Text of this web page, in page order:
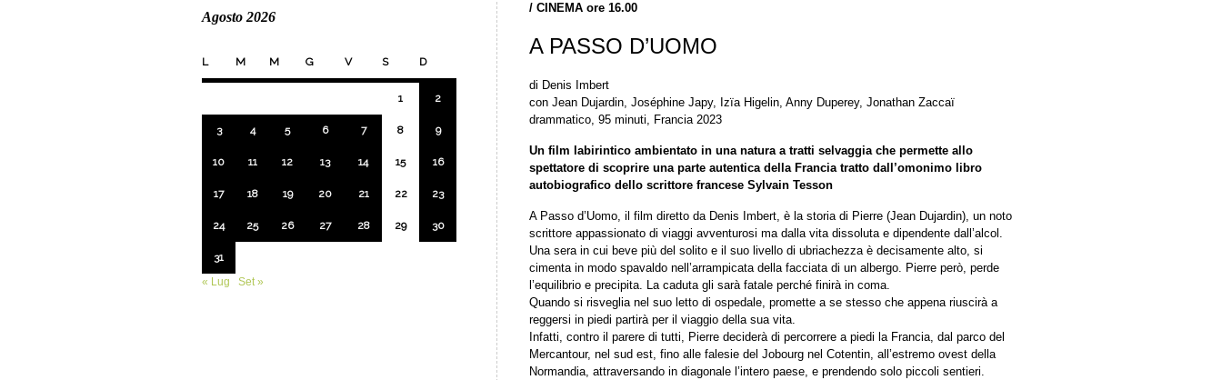
/ CINEMA ore 16.00
A PASSO D’UOMO
di Denis Imbert
con Jean Dujardin, Joséphine Japy, Izïa Higelin, Anny Duperey, Jonathan Zaccaï
drammatico, 95 minuti, Francia 2023
Un film labirintico ambientato in una natura a tratti selvaggia che permette allo
spettatore di scoprire una parte autentica della Francia tratto dall’omonimo libro
autobiografico dello scrittore francese Sylvain Tesson
A Passo d’Uomo, il film diretto da Denis Imbert, è la storia di Pierre (Jean Dujardin), un noto
scrittore appassionato di viaggi avventurosi ma dalla vita dissoluta e dipendente dall’alcol.
Una sera in cui beve più del solito e il suo livello di ubriachezza è decisamente alto, si
cimenta in modo spavaldo nell’arrampicata della facciata di un albergo. Pierre però, perde
l’equilibrio e precipita. La caduta gli sarà fatale perché finirà in coma.
Quando si risveglia nel suo letto di ospedale, promette a se stesso che appena riuscirà a
reggersi in piedi partirà per il viaggio della sua vita.
Infatti, contro il parere di tutti, Pierre deciderà di percorrere a piedi la Francia, dal parco del
Mercantour, nel sud est, fino alle falesie del Jobourg nel Cotentin, all’estremo ovest della
Normandia, attraversando in diagonale l’intero paese, e prendendo solo piccoli sentieri.
Agosto 2026
L M M G V S D
1 2
3 4 5 6 7 8 9
10 11 12 13 14 15 16
17 18 19 20 21 22 23
24 25 26 27 28 29 30
31
« Lug
Set »